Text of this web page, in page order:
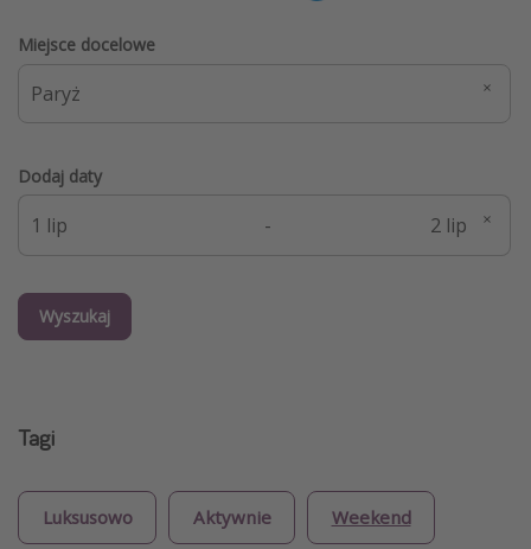
Miejsce docelowe
Dodaj daty
-
Wyszukaj
Tagi
Luksusowo Aktywnie Weekend